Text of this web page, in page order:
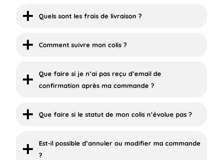
Quels sont les frais de livraison ?
Comment suivre mon colis ?
Que faire si je n’ai pas reçu d’email de
confirmation après ma commande ?
Que faire si le statut de mon colis n’évolue pas ?
Est-il possible d’annuler ou modifier ma commande
?